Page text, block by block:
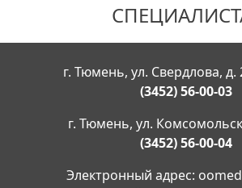
г. Тюмень, ул. Свердлова, д.
(3452) 56-00-03
г. Тюмень, ул.
(3452) 56-00-04
Электронный адрес: